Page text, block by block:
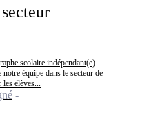
scolaire indépendant(e)
équipe dans le secteur de
élèves...